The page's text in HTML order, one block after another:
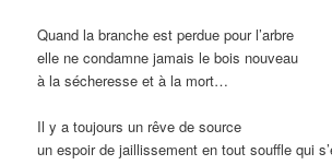
Quand la branche est perdue pour l’arbre
elle ne condamne jamais le bois nouveau
à la sécheresse et à la mort…
Il y a toujours un rêve de source
un espoir de jaillissement en tout souffle qui